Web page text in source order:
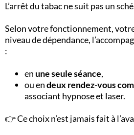
L’arrêt du tabac ne suit pas un
Selon votre fonctionnement,
niveau de dépendance,
:
en une seule séance,
ou endeux rendez-vous
associant hypnose et laser.
👉 Ce choix n’est jamais fait à